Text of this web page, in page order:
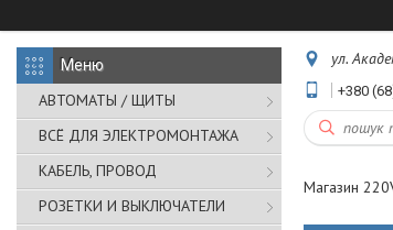
АВТОМАТЫ / ЩИТЫ
ВСЁ ДЛЯ ЭЛЕКТРОМОНТАЖА
КАБЕЛЬ, ПРОВОД
РОЗЕТКИ И ВЫКЛЮЧАТЕЛИ
ул.
+380
Магазин